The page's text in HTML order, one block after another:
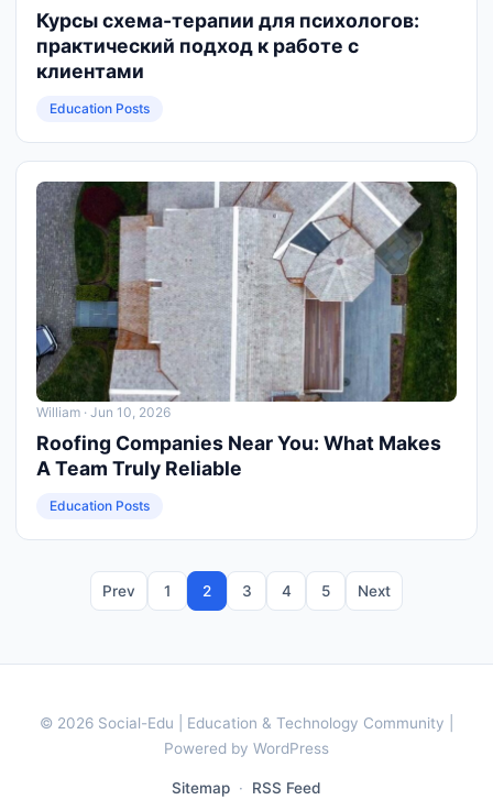
Курсы схема-терапии для психологов:
практический подход к работе с
клиентами
Education Posts
William · Jun 10, 2026
Roofing Companies Near You: What Makes
A Team Truly Reliable
Education Posts
Prev 1 2 3 4 5 Next
© 2026 Social-Edu | Education & Technology Community |
Powered by WordPress
Sitemap · RSS Feed